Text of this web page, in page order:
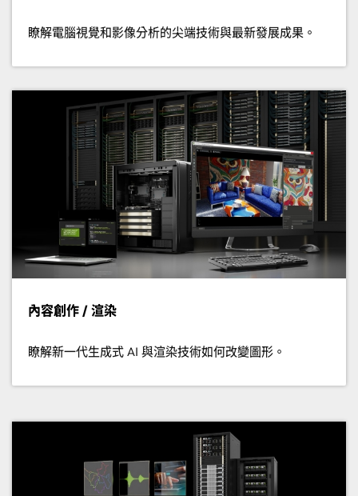
瞭解電腦視覺和影像分析的尖端技術與最新發展成果。
內容創作 / 渲染
瞭解新一代生成式 AI 與渲染技術如何改變圖形。